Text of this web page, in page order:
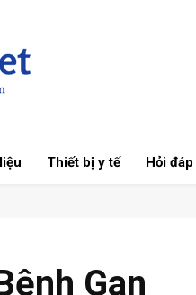
Thiết bị y tế Hỏi đáp
Gan